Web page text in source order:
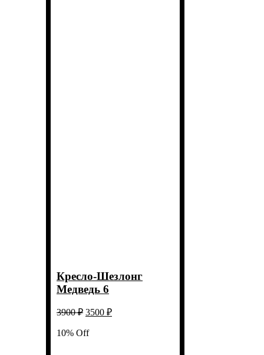
Кресло-Шезлонг
Медведь 6
3900₽ Первоначальная
составляла
3500 ₽Текущая
10% Off